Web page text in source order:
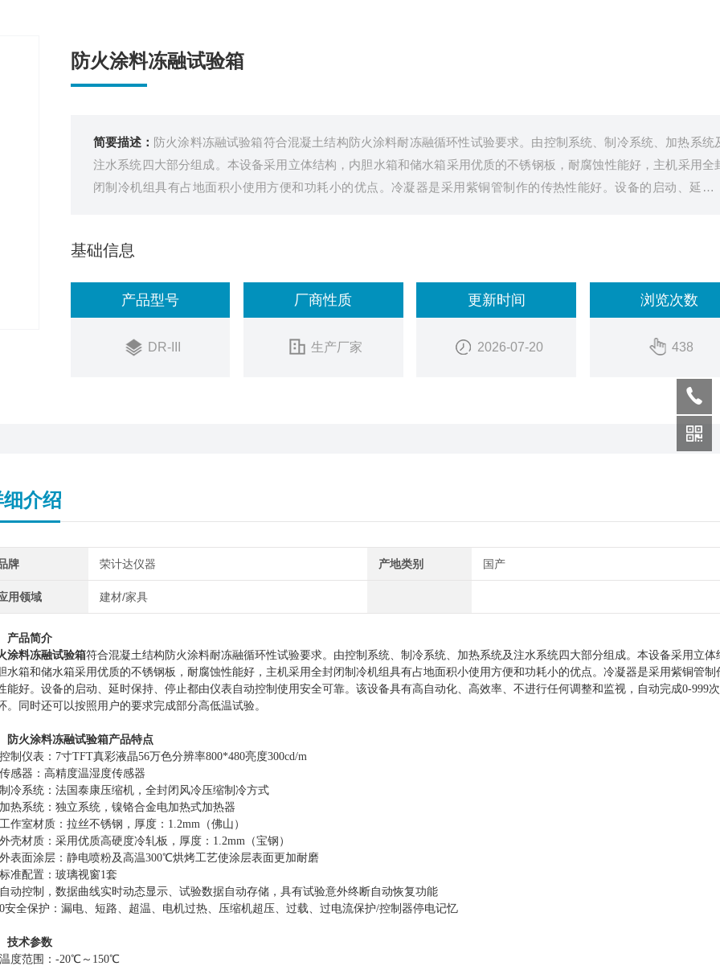
防火涂料冻融试验箱
简要描述： 防火涂料冻融试验箱符合混凝土结构防火涂料耐冻融循环性试验要求。由控制系统、制冷系统、加热系统
注水系统四大部分组成。本设备采用立体结构，内胆水箱和储水箱采用优质的不锈钢板，耐腐蚀性能好，主机采用全
闭制冷机组具有占地面积小使用方便和功耗小的优点。冷凝器是采用紫铜管制作的传热性能好。设备的启动、延时
基础信息
产品型号
DR-III
厂商性质
生产厂家
更新时间
2026-07-20
浏览次数
438
介绍
牌 荣计达仪器 产地类别 国产
用领域 建材/家具
产品简介
涂料冻融试验箱符合混凝土结构防火涂料耐冻融循环性试验要求。 由控制系统、 制冷系统、 加热系统及注水系统四 大部分组成。 本设备采用立体
水箱和储水箱采用优质的不锈钢板，耐腐蚀性能好，主机采用全封闭制冷机组具有占地面积小使用方便和功耗小的优点。冷凝器是采用紫铜管制
能好。设备的启动、延时保持、停止都由仪表自动控制使用安全可靠。该设备具有高自动化、高效率、不进行任何调整和监视，自动完成0-999
。同时还可以按照用户的要求完成部分高低温试验。
防火涂料冻融试验箱产品特点
制仪表：7寸TFT真彩液晶56万色分辨率800*480亮度300cd/m
感器：高精度温湿度传感器
冷系统：法国泰康压缩机，全封闭风冷压缩制冷方式
热系统：独立系统，镍铬合金电加热式加热器
作室材质：拉丝不锈钢，厚度：1.2mm（佛山）
壳材质：采用优质高硬度冷轧板，厚度：1.2mm（宝钢）
表面涂层：静电喷粉及高温300℃烘烤工艺使涂层表面更加耐磨
准配置：玻璃视窗1套
自动控制，数据曲线实时动态显示、试验数据自动存储，具有试验意外终断自动恢复功能
安全保护：漏电、短路、超温、电机过热、压缩机超压、过载、过电流保护/控制器停电记忆
技术参数
度范围：-20℃～150℃